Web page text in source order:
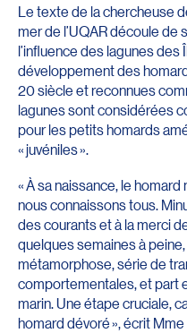
Le texte de la chercheuse
mer de l’UQAR découle
l’influence des lagunes
développement des
20 siècle et reconnues
lagunes sont considérées
pour les petits homards
« juvéniles ».
« À sa naissance, le
nous connaissons tous.
des courants et à la merci
quelques semaines à
métamorphose, série de
comportementales, et part
marin. Une étape cruciale,
homard dévoré », écrit